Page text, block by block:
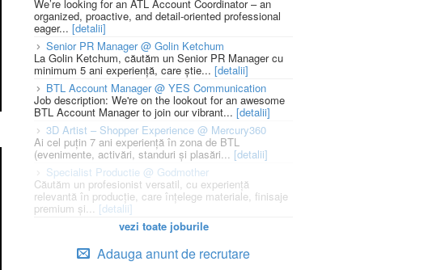
We’re looking for an ATL Account Coordinator – an
organized, proactive, and detail-oriented professional
eager... [detalii]
Senior PR Manager @ Golin Ketchum
La Golin Ketchum, căutăm un Senior PR Manager cu
minimum 5 ani experiență, care știe... [detalii]
BTL Account Manager @ YES Communication
Job description: We're on the lookout for an awesome
BTL Account Manager to join our vibrant... [detalii]
3D Artist – Shopper Experience @ Mercury360
Ai cel puțin 7 ani experiență în zona de BTL
(evenimente, activări, standuri și plasări... [detalii]
Specialist Productie @ Godmother
Căutăm un profesionist versatil, cu experiență
relevantă în producție, care înțelege materiale, finisaje
premium și... [detalii]
vezi toate joburile
Adauga anunt de recrutare